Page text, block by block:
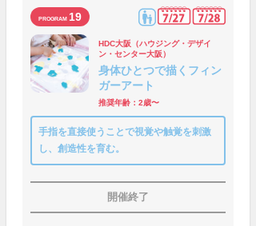
19
HDC大阪（ハウジング・デザイ
ン・センター大阪）
身体ひとつで描くフィン
ガーアート
推奨年齢：2歳〜
手指を直接使うことで視覚や触覚を刺激
し、創造性を育む。
開催終了